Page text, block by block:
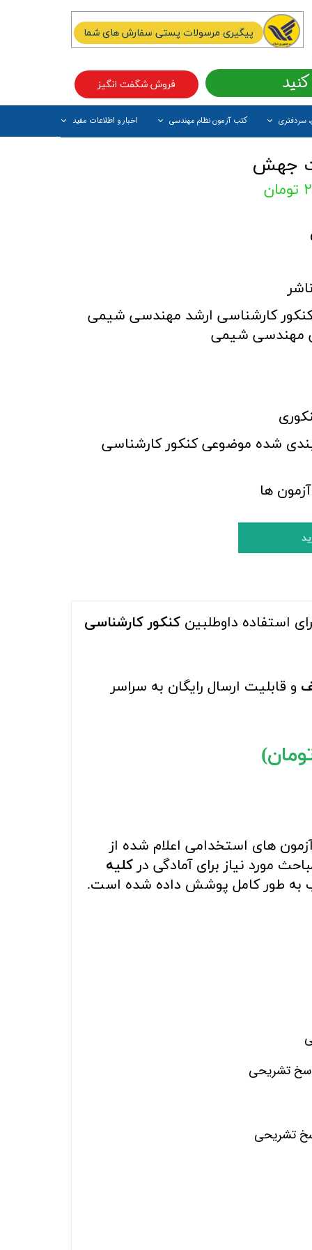
سردفتری کتب آزمون نظام مهندسی اخبار و اطلاعات مفید
فروش شگفت انگیز
پیگیری مرسولات پستی سفارش های شما
جهش
کنکور کارشناسی ارشد مهندسی شیمی
مهندسی شیمی
شده موضوعی کنکور کارشناسی
ها
استفاده داوطلبین کنکور کارشناسی
و قابلیت ارسال رایگان به سراسر
های استخدامی اعلام شده از
مورد نیاز برای آمادگی در کلیه
به طور کامل پوشش داده شده است.
تشریحی
تشریحی